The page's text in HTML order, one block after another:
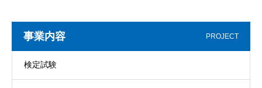
事業内容 PROJECT
検定試験